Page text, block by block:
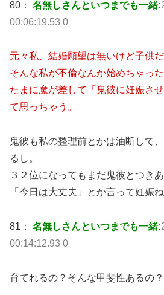
80： 名無しさんといつまでも一緒:
00:06:19.53 0
元々私、結婚願望は無いけど子供
そんな私が不倫なんか始めちゃった
たまに魔が差して「鬼彼に妊娠さ
て思っちゃう。
鬼彼も私の整理前とかは油断して
るし。
３２位になってもまだ鬼彼とつき
「今日は大丈夫」とか言って妊娠
81： 名無しさんといつまでも一緒:
00:14:12.93 0
育てれるの？そんな甲斐性あるの？